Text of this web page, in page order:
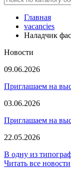
Главная
vacancies
Наладчик
Новости
09.06.2026
Приглашаем на
03.06.2026
Приглашаем на
22.05.2026
В одну из
Читать все новости